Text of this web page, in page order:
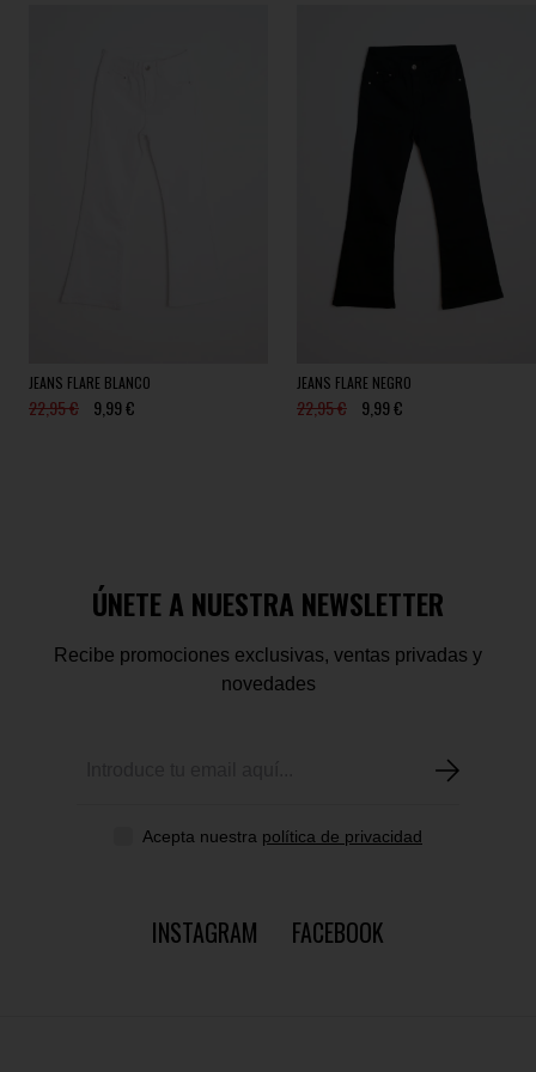
JEANS FLARE BLANCO
22,95 € 9,99 €
JEANS FLARE NEGRO
22,95 € 9,99 €
ÚNETE A NUESTRA NEWSLETTER
Recibe promociones exclusivas, ventas privadas y
novedades
Acepta nuestra política de privacidad
INSTAGRAM FACEBOOK